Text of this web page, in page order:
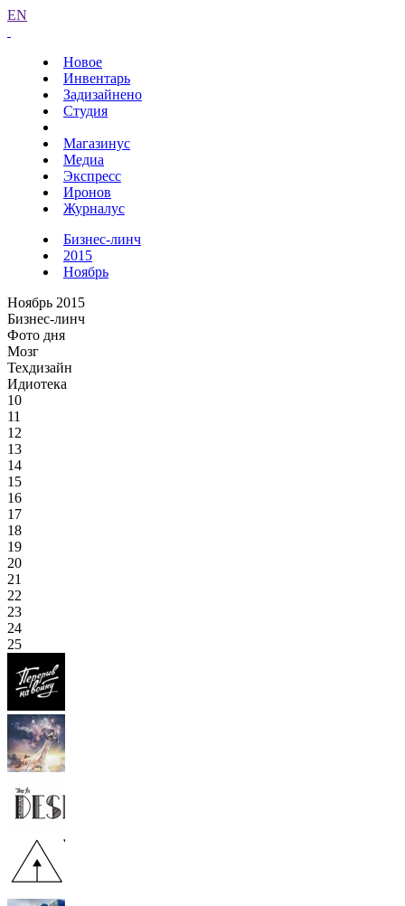
EN
Новое
Инвентарь
Задизайнено
Студия
Магазинус
Медиа
Экспресс
Иронов
Журналус
Бизнес-линч
2015
Ноябрь
Ноябрь 2015
Бизнес-линч
Фото дня
Мозг
Техдизайн
Идиотека
10
11
12
13
14
15
16
17
18
19
20
21
22
23
24
25